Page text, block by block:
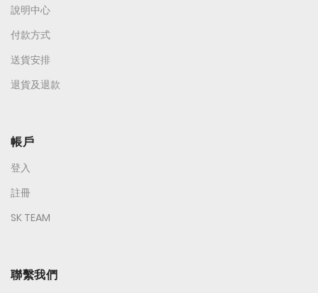
說明中心
付款方式
送貨安排
退貨及退款
帳戶
登入
註冊
SK TEAM
聯繫我們